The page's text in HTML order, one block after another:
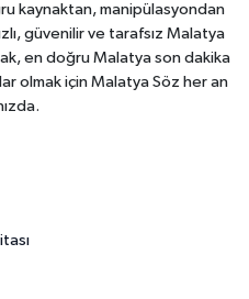
kaynaktan, manipülasyondan
güvenilir ve tarafsız Malatya
en doğru Malatya son dakika
olmak için Malatya Söz her an